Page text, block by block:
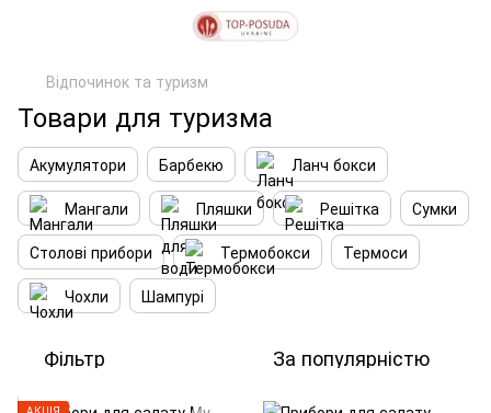
Відпочинок та туризм
Товари для туризма
Акумулятори Барбекю
Ланч бокси
Мангали
Пляшки Решітка
Сумки
Столові прибори
Термобокси
Термоси
Чохли
Шампурі
Фільтр За популярністю